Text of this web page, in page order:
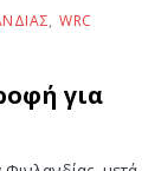
WRC
για